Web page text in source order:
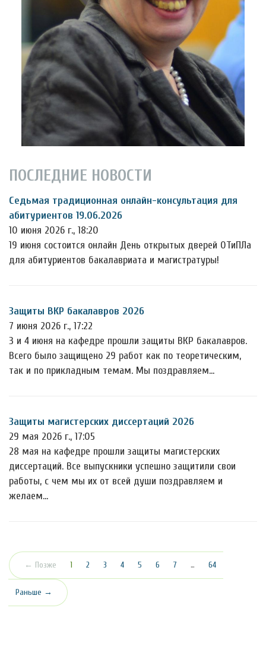
ПОСЛЕДНИЕ НОВОСТИ
Седьмая традиционная онлайн-консультация для
абитуриентов 19.06.2026
10 июня 2026 г., 18:20
19 июня состоится онлайн День открытых дверей ОТиПЛа
для абитуриентов бакалавриата и магистратуры!
Защиты ВКР бакалавров 2026
7 июня 2026 г., 17:22
3 и 4 июня на кафедре прошли защиты ВКР бакалавров.
Всего было защищено 29 работ как по теоретическим,
так и по прикладным темам. Мы поздравляем…
Защиты магистерских диссертаций 2026
29 мая 2026 г., 17:05
28 мая на кафедре прошли защиты магистерских
диссертаций. Все выпускники успешно защитили свои
работы, с чем мы их от всей души поздравляем и
желаем…
← Позже 1 (текущая)
2 3 4 5 6 7 … 64
Раньше →